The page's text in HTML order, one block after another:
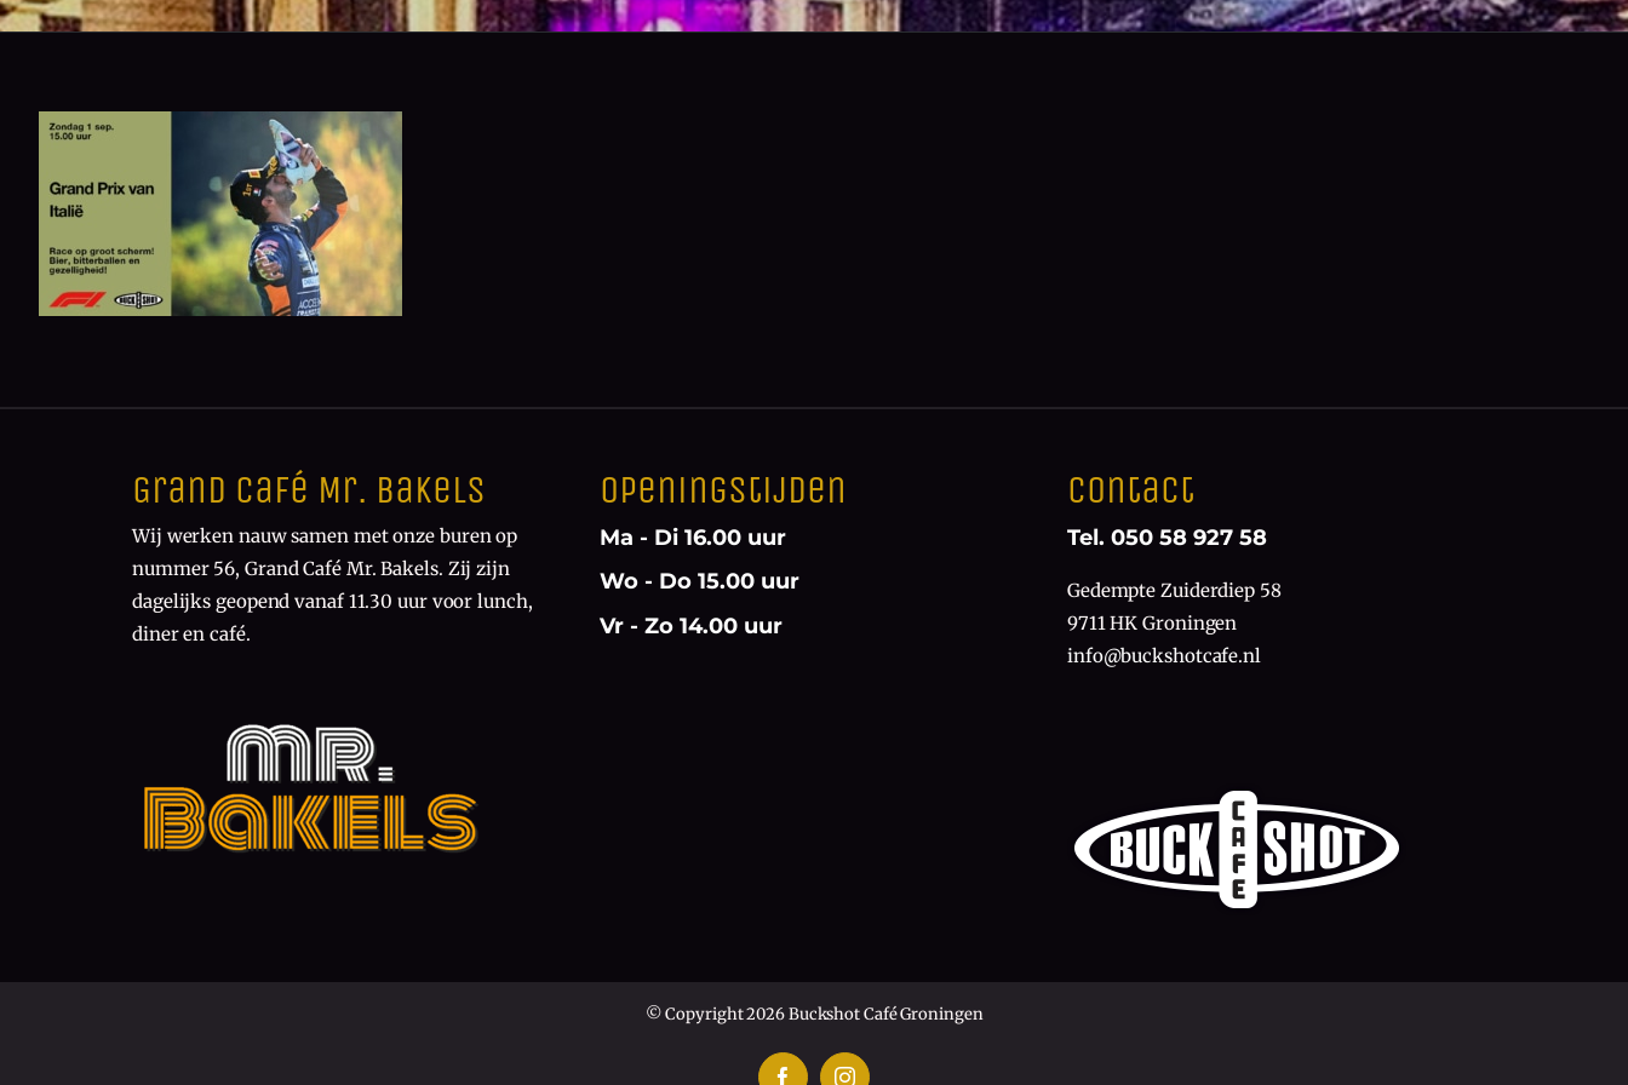
Grand Café Mr. Bakels
Wij werken nauw samen met onze buren op
nummer 56, Grand Café Mr. Bakels. Zij zijn
dagelijks geopend vanaf 11.30 uur voor lunch,
diner en café.
Openingstijden
Ma - Di 16.00 uur
Wo - Do 15.00 uur
Vr - Zo 14.00 uur
Contact
Tel. 050 58 927 58
Gedempte Zuiderdiep 58
9711 HK Groningen
info@buckshotcafe.nl
© Copyright 2026 Buckshot Café Groningen